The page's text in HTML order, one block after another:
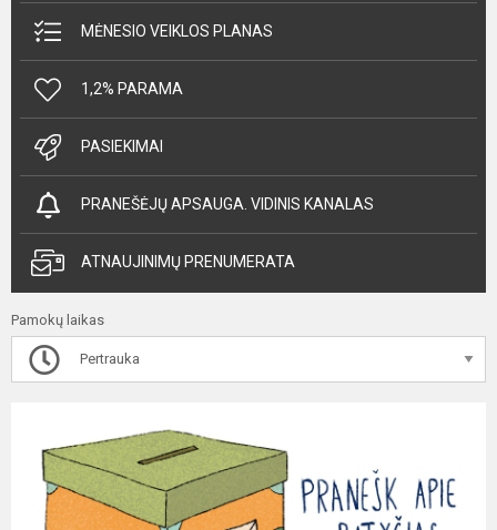
MĖNESIO VEIKLOS PLANAS
1,2% PARAMA
PASIEKIMAI
PRANEŠĖJŲ APSAUGA. VIDINIS KANALAS
ATNAUJINIMŲ PRENUMERATA
Pamokų laikas
Pertrauka